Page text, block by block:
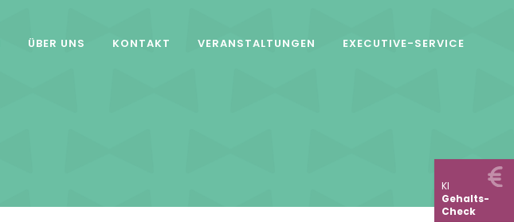
KI
Gehalts-
Check
ÜBER UNS KONTAKT VERANSTALTUNGEN EXECUTIVE-SERVICE